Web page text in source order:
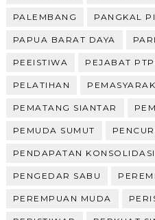
PALEMBANG PANGKAL
PAPUA BARAT DAYA
PEEISTIWA PEJABAT
PELATIHAN
PEMATANG SIANTAR
PEMUDA SUMUT
PENDAPATAN KONSOLIDASI
PENGEDAR SABU
PEREMPUAN MUDA